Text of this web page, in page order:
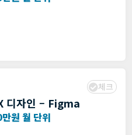
체크
디자인 – Figma
원 월 단위